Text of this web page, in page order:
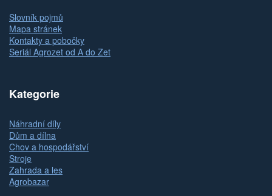
Slovník pojmů
Mapa stránek
Kontakty a pobočky
Seriál Agrozet od A do Zet
Kategorie
Náhradní díly
Dům a dílna
Chov a hospodářství
Stroje
Zahrada a les
Agrobazar